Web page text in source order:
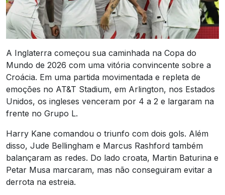
A Inglaterra começou sua caminhada na Copa do
Mundo de 2026 com uma vitória convincente sobre a
Croácia. Em uma partida movimentada e repleta de
emoções no AT&T Stadium, em Arlington, nos Estados
Unidos, os ingleses venceram por 4 a 2 e largaram na
frente no Grupo L.
Harry Kane comandou o triunfo com dois gols. Além
disso, Jude Bellingham e Marcus Rashford também
balançaram as redes. Do lado croata, Martin Baturina e
Petar Musa marcaram, mas não conseguiram evitar a
derrota na estreia.